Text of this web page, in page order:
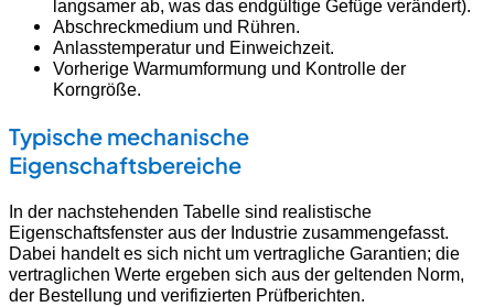
langsamer ab, was das endgültige Gefüge verändert).
Abschreckmedium und Rühren.
Anlasstemperatur und Einweichzeit.
Vorherige Warmumformung und Kontrolle der
Korngröße.
Typische mechanische
Eigenschaftsbereiche
In der nachstehenden Tabelle sind realistische
Eigenschaftsfenster aus der Industrie zusammengefasst.
Dabei handelt es sich nicht um vertragliche Garantien; die
vertraglichen Werte ergeben sich aus der geltenden Norm,
der Bestellung und verifizierten Prüfberichten.